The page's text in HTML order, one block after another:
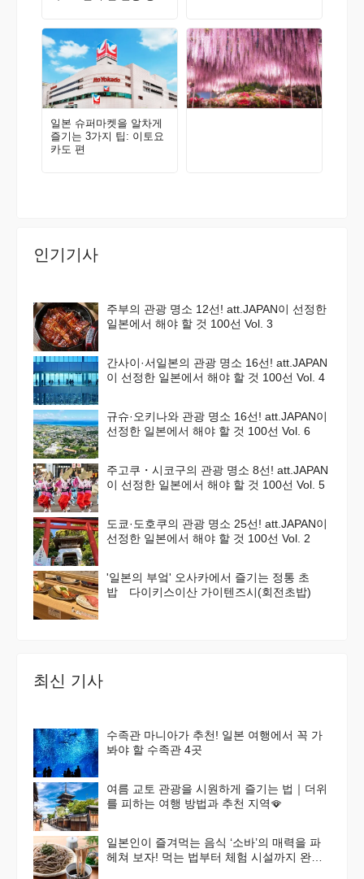
일본 슈퍼마켓을 알차게
즐기는 3가지 팁: 이토요
카도 편
인기기사
주부의 관광 명소 12선! att.JAPAN이 선정한
일본에서 해야 할 것 100선 Vol. 3
간사이·서일본의 관광 명소 16선! att.JAPAN
이 선정한 일본에서 해야 할 것 100선 Vol. 4
규슈·오키나와 관광 명소 16선! att.JAPAN이
선정한 일본에서 해야 할 것 100선 Vol. 6
주고쿠・시코구의 관광 명소 8선! att.JAPAN
이 선정한 일본에서 해야 할 것 100선 Vol. 5
도쿄·도호쿠의 관광 명소 25선! att.JAPAN이
선정한 일본에서 해야 할 것 100선 Vol. 2
'일본의 부엌' 오사카에서 즐기는 정통 초
밥 다이키스이산 가이텐즈시(회전초밥)
최신 기사
수족관 마니아가 추천! 일본 여행에서 꼭 가
봐야 할 수족관 4곳
여름 교토 관광을 시원하게 즐기는 법｜더위
를 피하는 여행 방법과 추천 지역🪭
일본인이 즐겨먹는 음식 ‘소바’의 매력을 파
헤쳐 보자! 먹는 법부터 체험 시설까지 완벽